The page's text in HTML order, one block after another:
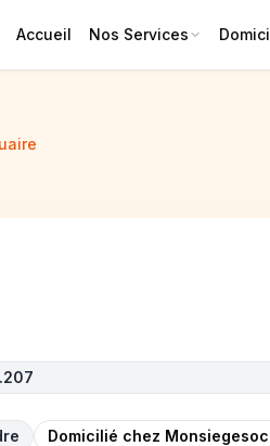
Accueil Nos Services
Domicilié chez